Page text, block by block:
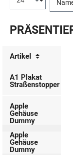
Artikel
A1 Plakat
Straßenstopper
Apple
Gehäuse
Dummy
Apple
Gehäuse
Dummy